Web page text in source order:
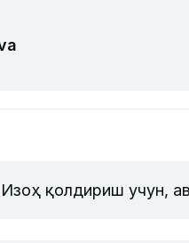
Изоҳ қолдириш учун,